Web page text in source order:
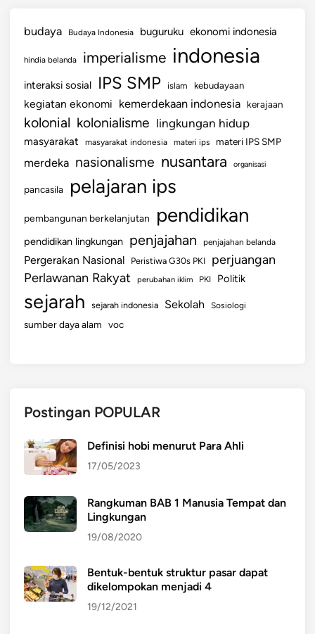
budaya Budaya Indonesia buguruku ekonomi indonesia
hindia belanda imperialisme indonesia
interaksi sosial IPS SMP islam kebudayaan
kegiatan ekonomi kemerdekaan indonesia kerajaan
kolonial kolonialisme lingkungan hidup
masyarakat masyarakat indonesia materi ips materi IPS SMP
merdeka nasionalisme nusantara organisasi
pancasila pelajaran ips
pembangunan berkelanjutan pendidikan
pendidikan lingkungan penjajahan penjajahan belanda
Pergerakan Nasional Peristiwa G30s PKI perjuangan
Perlawanan Rakyat perubahan iklim PKI Politik
sejarah sejarah indonesia Sekolah Sosiologi
sumber daya alam voc
Postingan POPULAR
Definisi hobi menurut Para Ahli
17/05/2023
Rangkuman BAB 1 Manusia Tempat dan
Lingkungan
19/08/2020
Bentuk-bentuk struktur pasar dapat
dikelompokan menjadi 4
19/12/2021